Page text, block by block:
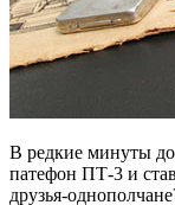
В редкие минуты
патефон ПТ-3 и
друзья-